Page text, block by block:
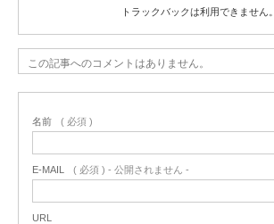
トラックバックは利用できません。
この記事へのコメントはありません。
名前 ( 必須 )
E-MAIL ( 必須 ) - 公開されません -
URL